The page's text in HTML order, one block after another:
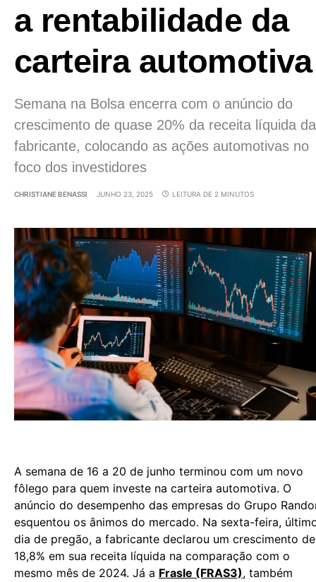
a rentabilidade da
carteira automotiva
Semana na Bolsa encerra com o anúncio do
crescimento de quase 20% da receita líquida da
fabricante, colocando as ações automotivas no
foco dos investidores
CHRISTIANE BENASSI JUNHO 23, 2025 LEITURA DE 2 MINUTOS
A semana de 16 a 20 de junho terminou com um novo
fôlego para quem investe na carteira automotiva. O
anúncio do desempenho das empresas do Grupo
esquentou os ânimos do mercado. Na sexta-feira,
dia de pregão, a fabricante declarou um crescimento de
18,8% em sua receita líquida na comparação com o
mesmo mês de 2024. Já a Frasle (FRAS3), também